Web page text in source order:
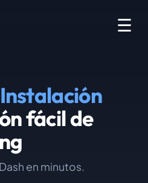
☰
Instalación
fácil de
en minutos.